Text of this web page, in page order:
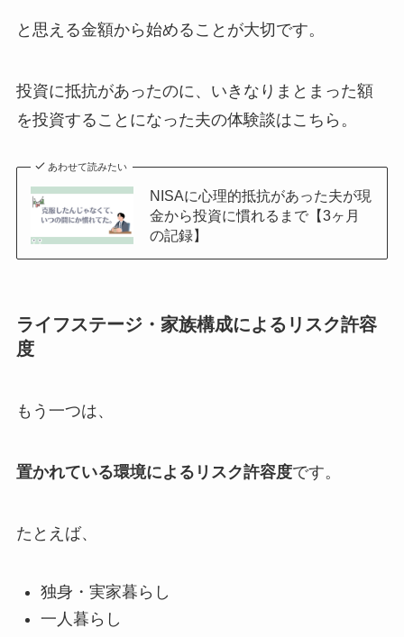
と思える金額から始めることが大切です。
投資に抵抗があったのに、いきなりまとまった額
を投資することになった夫の体験談はこちら。
あわせて読みたい
NISAに心理的抵抗があった夫が現
金から投資に慣れるまで【3ヶ月
の記録】
ライフステージ・家族構成によるリスク許容
度
もう一つは、
置かれている環境によるリスク許容度です。
たとえば、
独身・実家暮らし
一人暮らし